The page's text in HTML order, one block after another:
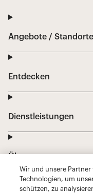
Wir und unsere
Technologien, um
schützen, zu